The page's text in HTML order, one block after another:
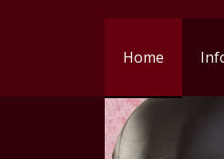
Home